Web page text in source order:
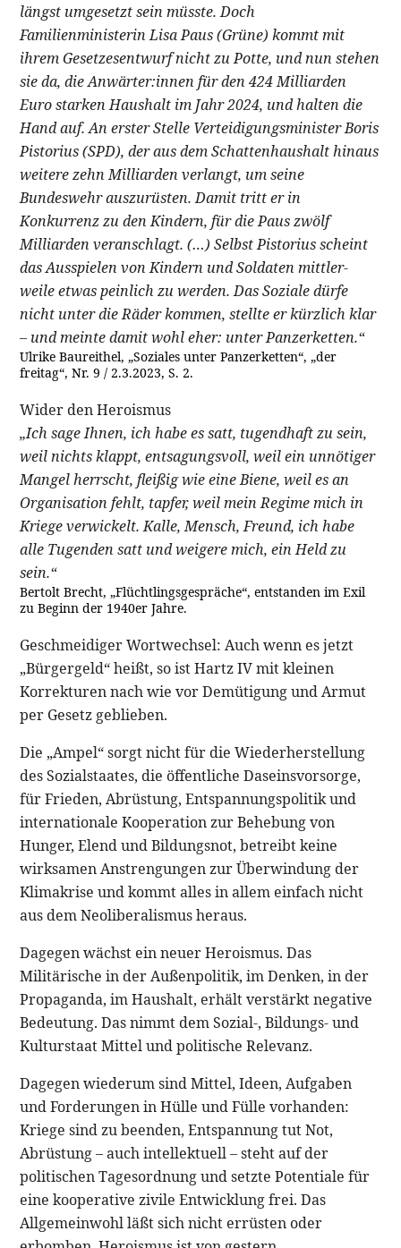
längst umgesetzt sein müsste. Doch
Familienministerin Lisa Paus (Grüne) kommt mit
ihrem Gesetzesentwurf nicht zu Potte, und nun stehen
sie da, die Anwärter:innen für den 424 Milliarden
Euro starken Haushalt im Jahr 2024, und halten die
Hand auf. An erster Stelle Verteidigungsminister Boris
Pistorius (SPD), der aus dem Schattenhaushalt hinaus
weitere zehn Milliarden verlangt, um seine
Bundeswehr auszurüsten. Damit tritt er in
Konkurrenz zu den Kindern, für die Paus zwölf
Milliarden veranschlagt. (…) Selbst Pistorius scheint
das Ausspielen von Kindern und Soldaten mittler-
weile etwas peinlich zu werden. Das Soziale dürfe
nicht unter die Räder kommen, stellte er kürzlich klar
– und meinte damit wohl eher: unter Panzerketten.“
Ulrike Baureithel, „Soziales unter Panzerketten“, „der
freitag“, Nr. 9 / 2.3.2023, S. 2.
Wider den Heroismus
„Ich sage Ihnen, ich habe es satt, tugendhaft zu sein,
weil nichts klappt, entsagungsvoll, weil ein unnötiger
Mangel herrscht, fleißig wie eine Biene, weil es an
Organisation fehlt, tapfer, weil mein Regime mich in
Kriege verwickelt. Kalle, Mensch, Freund, ich habe
alle Tugenden satt und weigere mich, ein Held zu
sein.“
Bertolt Brecht, „Flüchtlingsgespräche“, entstanden im Exil
zu Beginn der 1940er Jahre.
Geschmeidiger Wortwechsel: Auch wenn es jetzt
„Bürgergeld“ heißt, so ist Hartz IV mit kleinen
Korrekturen nach wie vor Demütigung und Armut
per Gesetz geblieben.
Die „Ampel“ sorgt nicht für die Wiederherstellung
des Sozialstaates, die öffentliche Daseinsvorsorge,
für Frieden, Abrüstung, Entspannungspolitik und
internationale Kooperation zur Behebung von
Hunger, Elend und Bildungsnot, betreibt keine
wirksamen Anstrengungen zur Überwindung der
Klimakrise und kommt alles in allem einfach nicht
aus dem Neoliberalismus heraus.
Dagegen wächst ein neuer Heroismus. Das
Militärische in der Außenpolitik, im Denken, in der
Propaganda, im Haushalt, erhält verstärkt negative
Bedeutung. Das nimmt dem Sozial-, Bildungs- und
Kulturstaat Mittel und politische Relevanz.
Dagegen wiederum sind Mittel, Ideen, Aufgaben
und Forderungen in Hülle und Fülle vorhanden:
Kriege sind zu beenden, Entspannung tut Not,
Abrüstung – auch intellektuell – steht auf der
politischen Tagesordnung und setzte Potentiale für
eine kooperative zivile Entwicklung frei. Das
Allgemeinwohl läßt sich nicht errüsten oder